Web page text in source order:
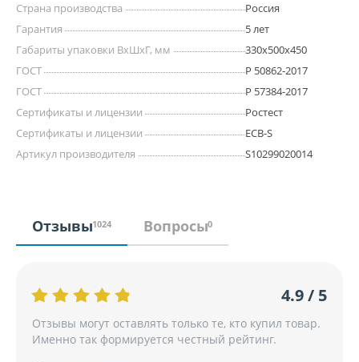
Страна производства
Россия
Гарантия
5 лет
Габариты упаковки ВхШхГ, мм
330x500x450
ГОСТ
Р 50862-2017
ГОСТ
Р 57384-2017
Сертификаты и лицензии
Ростест
Сертификаты и лицензии
ECB-S
Артикул производителя
S10299020014
Отзывы1024 Вопросы0
4.9 / 5
Отзывы могут оставлять только те, кто купил товар.
Именно так формируется честный рейтинг.